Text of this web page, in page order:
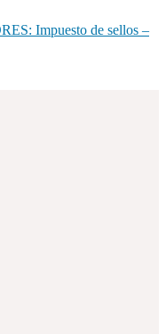
Impuesto de sellos –